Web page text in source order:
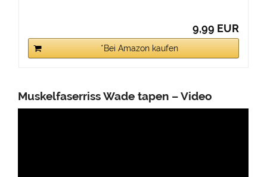
9,99 EUR
*Bei Amazon kaufen
Muskelfaserriss Wade tapen – Video